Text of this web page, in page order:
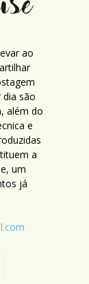
ao
dia são
além do
e
a
um
já